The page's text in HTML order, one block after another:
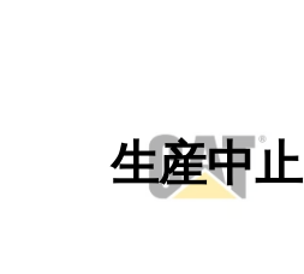
生産中止